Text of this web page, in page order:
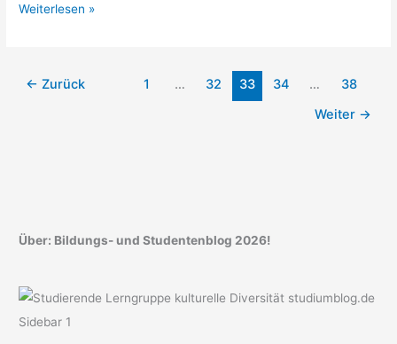
Bildschirmzeit
verringern:
Weiterlesen »
← Zurück 1 … 32 33 34 …
38
Weiter →
Über: Bildungs- und Studentenblog 2026!